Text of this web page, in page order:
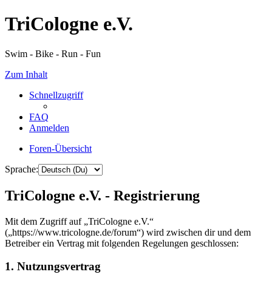
TriCologne e.V.
Swim - Bike - Run - Fun
Zum Inhalt
Schnellzugriff
FAQ
Anmelden
Foren-Übersicht
Sprache:
TriCologne e.V. - Registrierung
Mit dem Zugriff auf „TriCologne e.V.“
(„https://www.tricologne.de/forum“) wird zwischen dir und dem
Betreiber ein Vertrag mit folgenden Regelungen geschlossen:
1. Nutzungsvertrag